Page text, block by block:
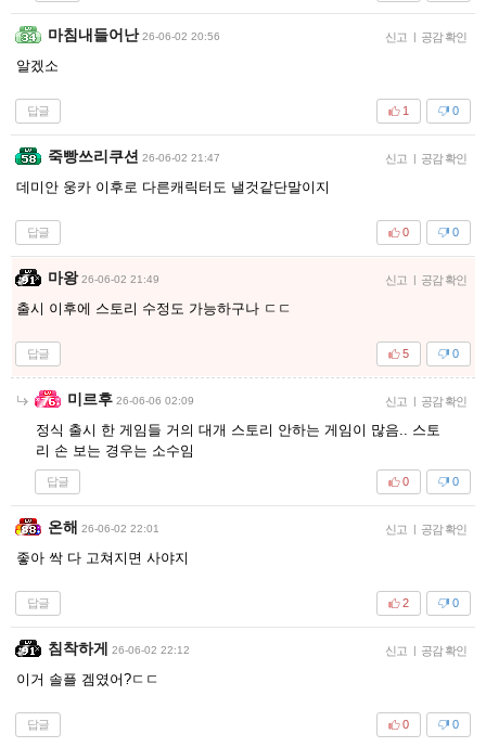
마침내들어난 26-06-02 20:56 신고 | 공감 확인
알겠소
답글 0
1
죽빵쓰리쿠션 26-06-02 21:47 신고 | 공감 확인
데미안 웅카 이후로 다른캐릭터도 낼것같단말이지
답글 0
0
마왕 26-06-02 21:49 신고 | 공감 확인
출시 이후에 스토리 수정도 가능하구나 ㄷㄷ
답글 0
5
미르후 26-06-06 02:09 신고 | 공감 확인
정식 출시 한 게임들 거의 대개 스토리 안하는 게임이 많음.. 스토
리 손 보는 경우는 소수임
답글 0
0
온해 26-06-02 22:01 신고 | 공감 확인
좋아 싹 다 고쳐지면 사야지
답글 0
2
침착하게 26-06-02 22:12 신고 | 공감 확인
이거 솔플 겜였어?ㄷㄷ
답글 0
0